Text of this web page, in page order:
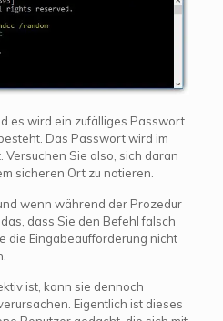
es wird ein zufälliges Passwort
Das Passwort wird im
Sie also, sich daran
sicheren Ort zu notieren.
wenn während der Prozedur
dass Sie den Befehl falsch
die Eingabeaufforderung nicht
ist, kann sie dennoch
Eigentlich ist dieses